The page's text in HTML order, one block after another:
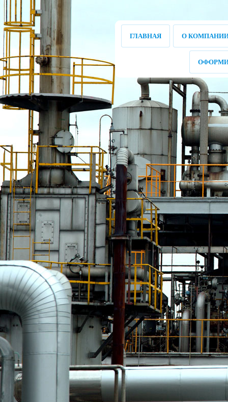
ГЛАВНАЯ О